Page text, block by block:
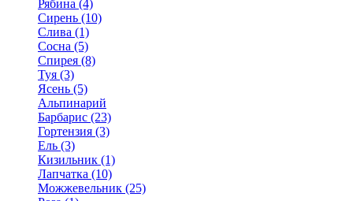
Рябина (4)
Сирень (10)
Слива (1)
Сосна (5)
Спирея (8)
Туя (3)
Ясень (5)
Альпинарий
Барбарис (23)
Гортензия (3)
Ель (3)
Кизильник (1)
Лапчатка (10)
Можжевельник (25)